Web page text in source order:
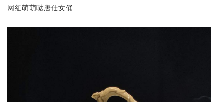
网红萌萌哒唐仕女俑